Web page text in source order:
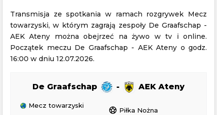
Transmisja ze spotkania w ramach rozgrywek Mecz
towarzyski, w którym zagrają zespoły De Graafschap -
AEK Ateny można obejrzeć na żywo w tv i online.
Początek meczu De Graafschap - AEK Ateny o godz.
16:00 w dniu 12.07.2026.
De Graafschap - AEK Ateny
Mecz towarzyski
sports_soccer Piłka Nożna